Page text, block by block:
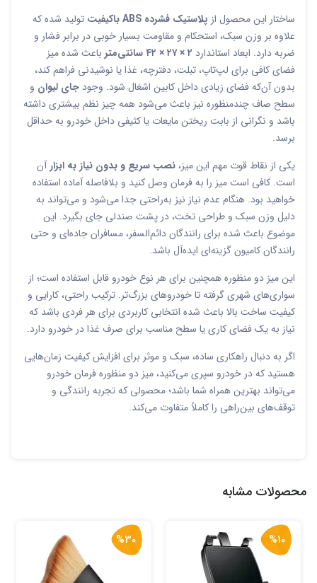
ساختار این محصول از پلاستیک فشرده ABS باکیفیت
تولید شده که
علاوه بر وزن سبک، استحکام و مقاومت بسیار خوبی در برابر فشار و
ضربه دارد. ابعاد استاندارد ۲ × ۲۷ × ۴۲ سانتی‌متر
باعث شده میز
فضای کافی برای لپ‌تاپ، تبلت، دفترچه، غذا یا نوشیدنی فراهم کند،
بدون آن‌که فضای زیادی داخل کابین اشغال شود. وجود جای لیوان و
سطح صاف چندمنظوره نیز باعث می‌شود همه چیز نظم بیشتری داشته
باشد و نگرانی از بابت ریختن مایعات یا کثیفی داخل خودرو به حداقل
برسد.
یکی از نقاط قوت مهم این میز، نصب سریع و بدون نیاز به ابزارآن
است. کافی است میز را به فرمان وصل کنید و بلافاصله آماده استفاده
خواهید بود. هنگام عدم نیاز نیز به‌راحتی جدا می‌شود و می‌تواند به
دلیل وزن سبک و طراحی تخت، در پشت صندلی جای بگیرد. این
موضوع باعث شده برای رانندگان دائم‌السفر، مسافران جاده‌ای و حتی
رانندگان کامیون گزینه‌ای ایده‌آل باشد.
این میز دو منظوره همچنین برای هر نوع خودرو قابل استفاده است؛ از
سواری‌های شهری گرفته تا خودروهای بزرگ‌تر. ترکیب راحتی، کارایی و
کیفیت ساخت بالا باعث شده انتخابی کاربردی برای هر فردی باشد که
نیاز به یک فضای کاری یا سطح مناسب برای صرف غذا در خودرو دارد.
اگر به دنبال راهکاری ساده، سبک و موثر برای افزایش کیفیت زمان‌هایی
هستید که در خودرو سپری می‌کنید، میز دو منظوره فرمان خودرو
می‌تواند بهترین همراه شما باشد؛ محصولی که تجربه رانندگی و
توقف‌های بین‌راهی را کاملاً متفاوت می‌کند.
محصولات مشابه
%10
%30